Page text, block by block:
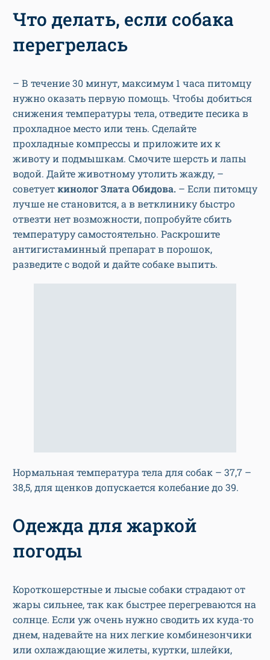
Что делать, если собака
перегрелась
– В течение 30 минут, максимум 1 часа питомцу
нужно оказать первую помощь. Чтобы добиться
снижения температуры тела, отведите песика в
прохладное место или тень. Сделайте
прохладные компрессы и приложите их к
животу и подмышкам. Смочите шерсть и лапы
водой. Дайте животному утолить жажду, –
советуеткинолог Злата Обидова. – Если питомцу
лучше не становится, а в ветклинику быстро
отвезти нет возможности, попробуйте сбить
температуру самостоятельно. Раскрошите
антигистаминный препарат в порошок,
разведите с водой и дайте собаке выпить.
Нормальная температура тела для собак – 37,7 –
38,5, для щенков допускается колебание до 39.
Одежда для жаркой
погоды
Короткошерстные и лысые собаки страдают от
жары сильнее, так как быстрее перегреваются на
солнце. Если уж очень нужно сводить их куда-то
днем, надевайте на них легкие комбинезончики
или охлаждающие жилеты, куртки, шлейки,